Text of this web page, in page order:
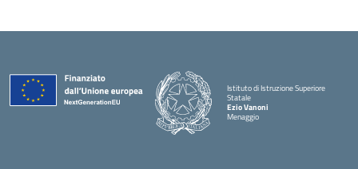
Istituto di Istruzione Superiore
Statale
Ezio Vanoni
Menaggio
— Visita la pagina iniziale della scuola